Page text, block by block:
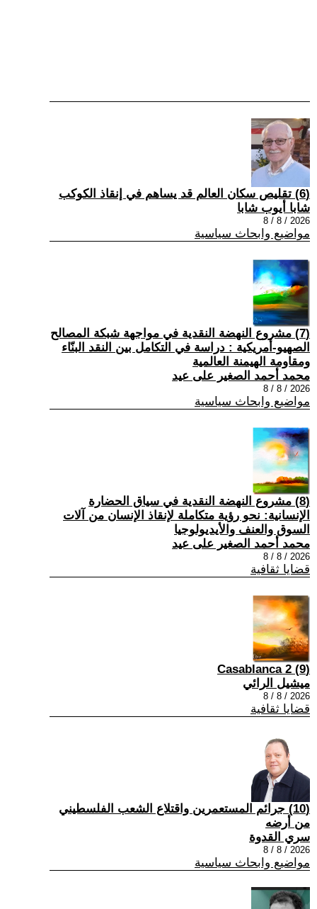
(6) تقليص سكان العالم قد يساهم في إنقاذ الكوكب
شابا أيوب شابا
2026 / 8 / 8
مواضيع وابحاث سياسية
(7) مشروع النهضة النقدية في مواجهة شبكة المصالح
الصهيو-أمريكية : دراسة في التكامل بين النقد البنّاء
ومقاومة الهيمنة العالمية
محمد أحمد الصغير على عيد
2026 / 8 / 8
مواضيع وابحاث سياسية
(8) مشروع النهضة النقدية في سياق الحضارة
الإنسانية: نحو رؤية متكاملة لإنقاذ الإنسان من آلات
السوق والعنف والأيديولوجيا
محمد أحمد الصغير على عيد
2026 / 8 / 8
قضايا ثقافية
(9) Casablanca 2
ميشيل الرائي
2026 / 8 / 8
قضايا ثقافية
(10) جرائم المستعمرين واقتلاع الشعب الفلسطيني
من أرضه
سري القدوة
2026 / 8 / 8
مواضيع وابحاث سياسية